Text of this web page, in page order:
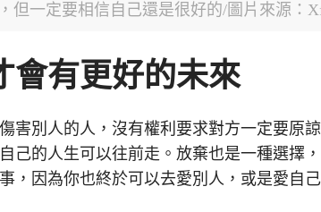
但一定要相信自己還是很好的/圖片來源：
會有更好的未來
害別人的人，沒有權利要求對方一定要原
己的人生可以往前走。放棄也是一種選擇
，因為你也終於可以去愛別人，或是愛自己